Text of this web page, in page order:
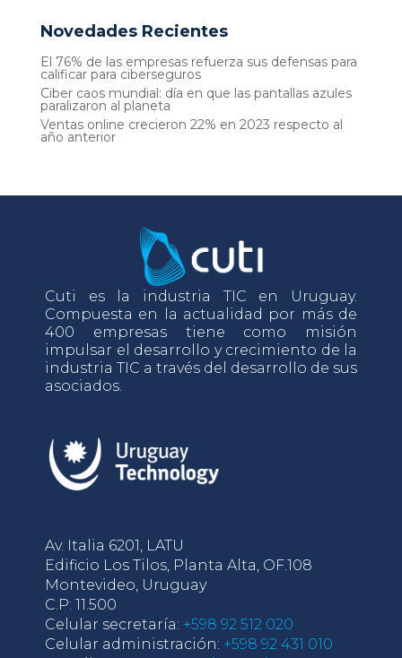
Novedades Recientes
El 76% de las empresas refuerza sus defensas para
calificar para ciberseguros
Ciber caos mundial: día en que las pantallas azules
paralizaron al planeta
Ventas online crecieron 22% en 2023 respecto al
año anterior
Cuti es la industria TIC en Uruguay.
Compuesta en la actualidad por más de
400 empresas tiene como misión
impulsar el desarrollo y crecimiento de la
industria TIC a través del desarrollo de sus
asociados.
Av. Italia 6201, LATU
Edificio Los Tilos, Planta Alta, OF.108
Montevideo, Uruguay
C.P: 11.500
Celular secretaría: +598 92 512 020
Celular administración: +598 92 431 010